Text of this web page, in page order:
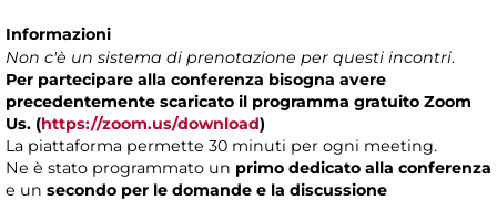
Informazioni
Non c'è un sistema di prenotazione per questi incontri.
Per partecipare alla conferenza bisogna avere
precedentemente scaricato il programma gratuito Zoom
Us. (https://zoom.us/download)
La piattaforma permette 30 minuti per ogni meeting.
Ne è stato programmato un primo dedicato alla conferenza
e un secondo per le domande e la discussione